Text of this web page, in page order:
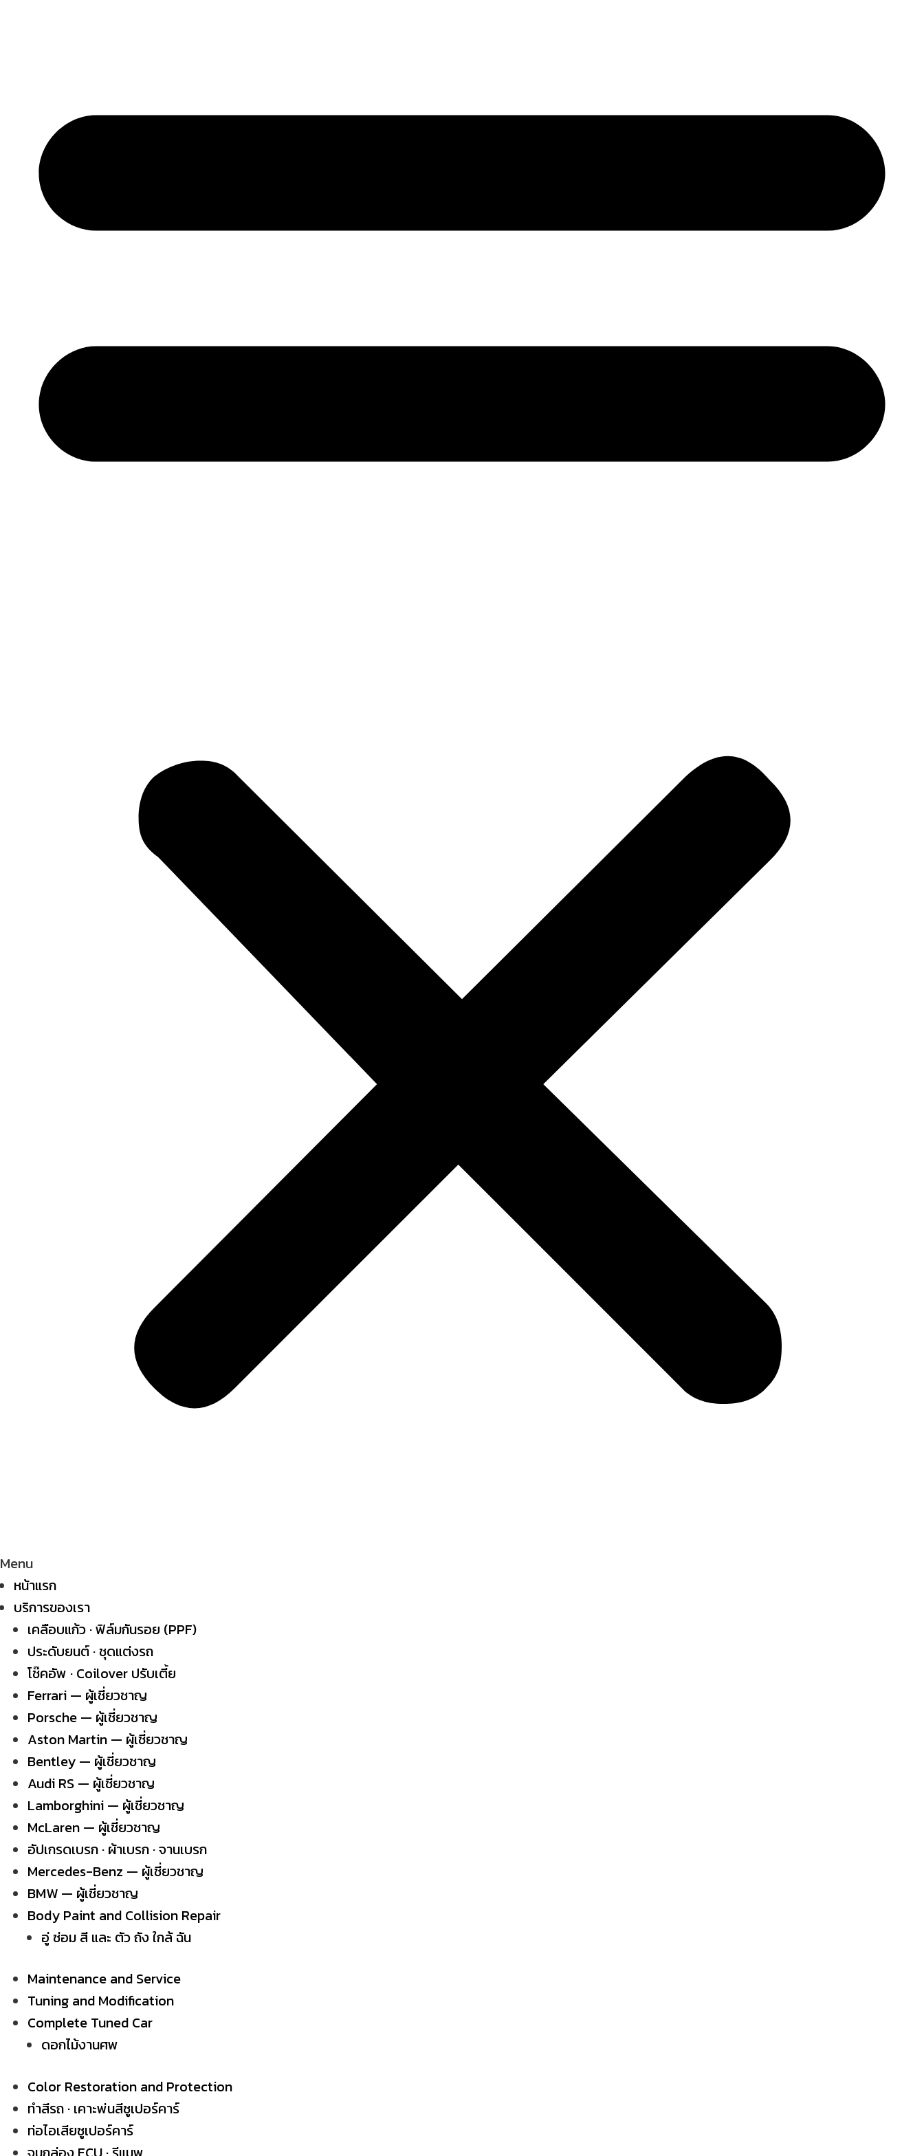
Menu
หน้าแรก
บริการของเรา
เคลือบแก้ว · ฟิล์มกันรอย (PPF)
ประดับยนต์ · ชุดแต่งรถ
โช๊คอัพ · Coilover ปรับเตี้ย
Ferrari — ผู้เชี่ยวชาญ
Porsche — ผู้เชี่ยวชาญ
Aston Martin — ผู้เชี่ยวชาญ
Bentley — ผู้เชี่ยวชาญ
Audi RS — ผู้เชี่ยวชาญ
Lamborghini — ผู้เชี่ยวชาญ
McLaren — ผู้เชี่ยวชาญ
อัปเกรดเบรก · ผ้าเบรก · จานเบรก
Mercedes-Benz — ผู้เชี่ยวชาญ
BMW — ผู้เชี่ยวชาญ
Body Paint and Collision Repair
อู่ ซ่อม สี และ ตัว ถัง ใกล้ ฉัน
Maintenance and Service
Tuning and Modification
Complete Tuned Car
ดอกไม้งานศพ
Color Restoration and Protection
ทำสีรถ · เคาะพ่นสีซูเปอร์คาร์
ท่อไอเสียซูเปอร์คาร์